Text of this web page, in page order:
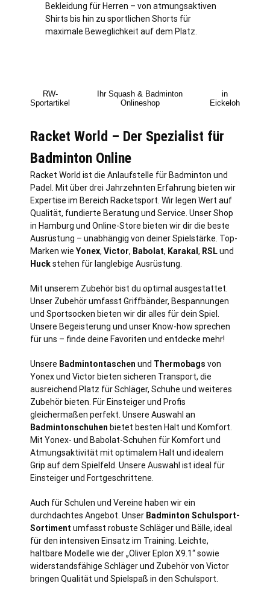
Bekleidung für Herren – von atmungsaktiven
Shirts bis hin zu sportlichen Shorts für
maximale Beweglichkeit auf dem Platz.
RW-
Sportartikel
Ihr Squash & Badminton
Onlineshop
in
Eickeloh
Racket World – Der Spezialist für
Badminton Online
Racket World ist die Anlaufstelle für Badminton und
Padel. Mit über drei Jahrzehnten Erfahrung bieten wir
Expertise im Bereich Racketsport. Wir legen Wert auf
Qualität, fundierte Beratung und Service. Unser Shop
in Hamburg und Online-Store bieten wir dir die beste
Ausrüstung – unabhängig von deiner Spielstärke. Top-
Marken wie Yonex, Victor, Babolat, Karakal , RSLund
Huckstehen für langlebige Ausrüstung.
Mit unserem Zubehör bist du optimal ausgestattet.
Unser Zubehör umfasst Griffbänder, Bespannungen
und Sportsocken bieten wir dir alles für dein Spiel.
Unsere Begeisterung und unser Know-how sprechen
für uns – finde deine Favoriten und entdecke mehr!
Unsere Badmintontaschen und Thermobags von
Yonex und Victor bieten sicheren Transport, die
ausreichend Platz für Schläger, Schuhe und weiteres
Zubehör bieten. Für Einsteiger und Profis
gleichermaßen perfekt. Unsere Auswahl an
Badmintonschuhen bietet besten Halt und Komfort.
Mit Yonex- und Babolat-Schuhen für Komfort und
Atmungsaktivität mit optimalem Halt und idealem
Grip auf dem Spielfeld. Unsere Auswahl ist ideal für
Einsteiger und Fortgeschrittene.
Auch für Schulen und Vereine haben wir ein
durchdachtes Angebot. Unser Badminton Schulsport-
Sortiment umfasst robuste Schläger und Bälle, ideal
für den intensiven Einsatz im Training. Leichte,
haltbare Modelle wie der „Oliver Eplon X9.1“ sowie
widerstandsfähige Schläger und Zubehör von Victor
bringen Qualität und Spielspaß in den Schulsport.